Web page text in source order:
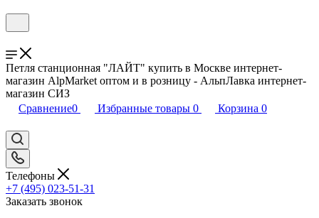
Петля станционная "ЛАЙТ" купить в Москве интернет-
магазин AlpMarket оптом и в розницу - АльпЛавка интернет-
магазин СИЗ
Сравнение0 Избранные товары 0 Корзина 0
Телефоны
+7 (495) 023-51-31
Заказать звонок